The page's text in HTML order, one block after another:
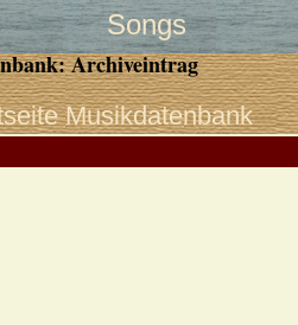
Songs
Archiveintrag
Musikdatenbank